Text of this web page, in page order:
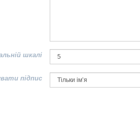
шкалі
підпис